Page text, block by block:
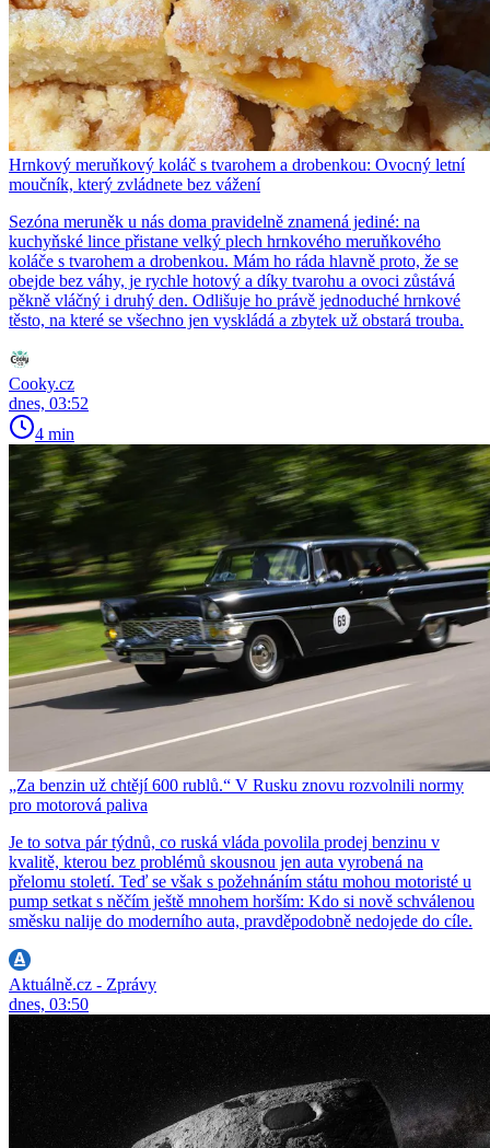
Hrnkový meruňkový koláč s tvarohem a drobenkou: Ovocný letní
moučník, který zvládnete bez vážení
Sezóna meruněk u nás doma pravidelně znamená jediné: na
kuchyňské lince přistane velký plech hrnkového meruňkového
koláče s tvarohem a drobenkou. Mám ho ráda hlavně proto, že se
obejde bez váhy, je rychle hotový a díky tvarohu a ovoci zůstává
pěkně vláčný i druhý den. Odlišuje ho právě jednoduché hrnkové
těsto, na které se všechno jen vyskládá a zbytek už obstará trouba.
Cooky.cz
dnes, 03:52
4 min
„Za benzin už chtějí 600 rublů.“ V Rusku znovu rozvolnili normy
pro motorová paliva
Je to sotva pár týdnů, co ruská vláda povolila prodej benzinu v
kvalitě, kterou bez problémů skousnou jen auta vyrobená na
přelomu století. Teď se však s požehnáním státu mohou motoristé u
pump setkat s něčím ještě mnohem horším: Kdo si nově schválenou
směsku nalije do moderního auta, pravděpodobně nedojede do cíle.
Aktuálně.cz - Zprávy
dnes, 03:50